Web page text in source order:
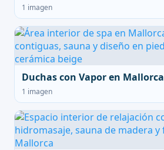
1 imagen
Duchas con Vapor en Mallorca
1 imagen